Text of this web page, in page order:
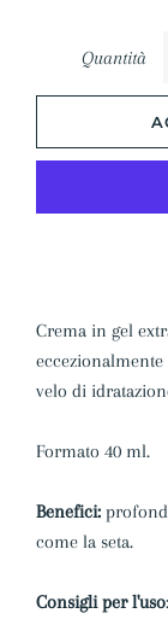
Quantità
Crema in gel
velo di
Formato 40 ml.
Benefici:
come la seta.
Consigli per l'uso